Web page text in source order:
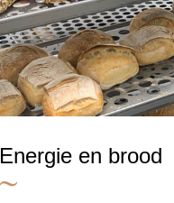
Energie en brood